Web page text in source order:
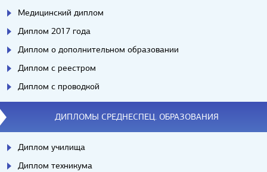
Медицинский диплом
Диплом 2017 года
Диплом о дополнительном образовании
Диплом с реестром
Диплом с проводкой
ДИПЛОМЫ СРЕДНЕСПЕЦ. ОБРАЗОВАНИЯ
Диплом училища
Диплом техникума